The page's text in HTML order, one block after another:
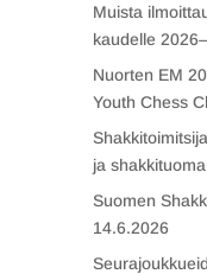
Muista
kaudelle
Nuorten EM
Youth Chess
ja
Suomen
14.6.2026